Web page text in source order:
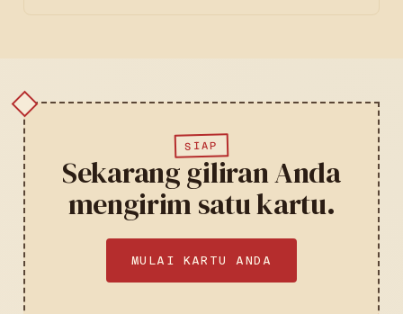
SIAP
Sekarang giliran Anda
mengirim satu kartu.
MULAI KARTU ANDA